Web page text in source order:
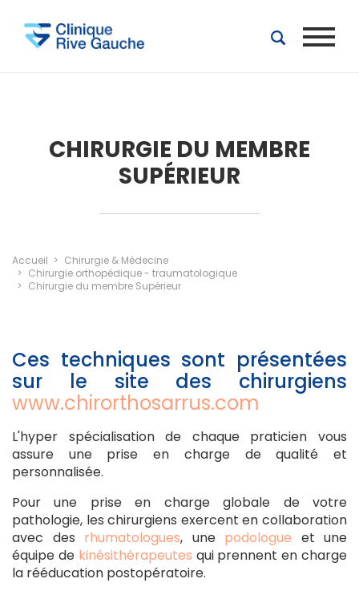
CHIRURGIE DU MEMBRE
SUPÉRIEUR
Accueil
Chirurgie & Médecine
Chirurgie orthopédique - traumatologique
Chirurgie du membre Supérieur
Ces techniques sont présentées
sur le site des chirurgiens
www.chirorthosarrus.com
L'hyper spécialisation de chaque praticien vous
assure une prise en charge de qualité et
personnalisée.
Pour une prise en charge globale de votre
pathologie, les chirurgiens exercent en collaboration
avec des rhumatologues, une podologue et une
équipe de kinésithérapeutes qui prennent en charge
la rééducation postopératoire.